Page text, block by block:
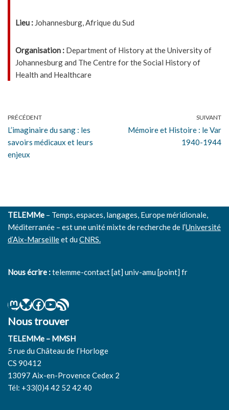
Lieu : Johannesburg, Afrique du Sud
Organisation : Department of History at the University of
Johannesburg and The Centre for the Social History of
Health and Healthcare
PRÉCÉDENT
L’imaginaire du sang : les
savoirs médicaux et leurs
enjeux
SUIVANT
Mémoire et Histoire : le Var
1940-1944
TELEMMe – Temps, espaces, langages, Europe méridionale,
Méditerranée – est une unité mixte de recherche de l’Université
d’Aix-Marseilleet duCNRS.
Nous écrire :telemme-contact [at] univ-amu [point] fr
Nous trouver
TELEMMe – MMSH
5 rue du Château de l’Horloge
CS 90412
13097 Aix-en-Provence Cedex 2
Tél: +33(0)4 42 52 42 40